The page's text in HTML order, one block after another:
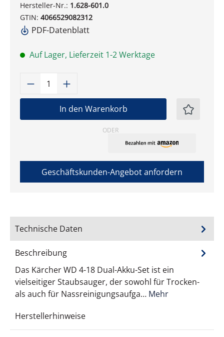
Hersteller-Nr.: 1.628-601.0
GTIN: 4066529082312
PDF-Datenblatt
Auf Lager, Lieferzeit 1-2 Werktage
Produkt Anzahl: Gib den
In den Warenkorb
ODER
Geschäftskunden-Angebot anfordern
Technische Daten
Beschreibung
Das Kärcher WD 4-18 Dual-Akku-Set ist ein
vielseitiger Staubsauger, der sowohl für Trocken-
als auch für Nassreinigungsaufga… Mehr
Herstellerhinweise